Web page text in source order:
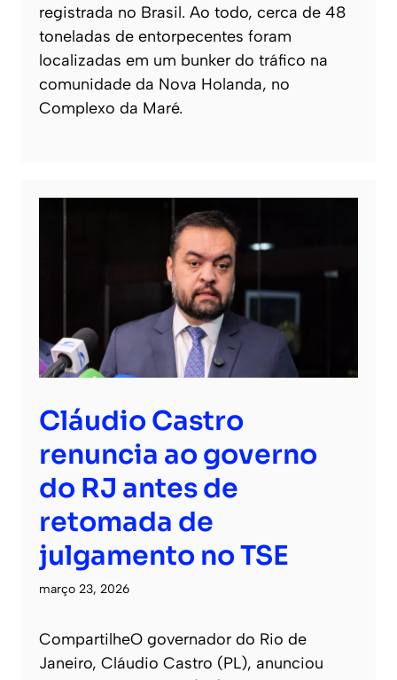
registrada no Brasil. Ao todo, cerca de 48
toneladas de entorpecentes foram
localizadas em um bunker do tráfico na
comunidade da Nova Holanda, no
Complexo da Maré.
Cláudio Castro
renuncia ao governo
do RJ antes de
retomada de
julgamento no TSE
março 23, 2026
CompartilheO governador do Rio de
Janeiro, Cláudio Castro (PL), anunciou